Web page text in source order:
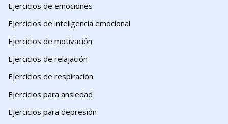
Ejercicios de emociones
Ejercicios de inteligencia emocional
Ejercicios de motivación
Ejercicios de relajación
Ejercicios de respiración
Ejercicios para ansiedad
Ejercicios para depresión